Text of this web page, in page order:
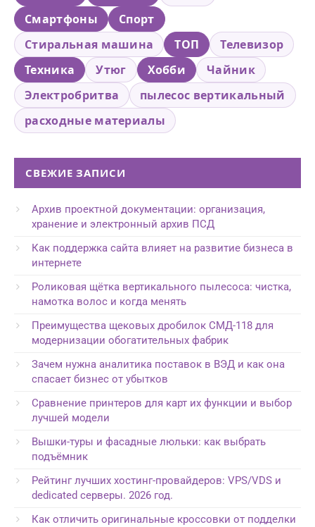
Смартфоны
Спорт
Стиральная машина
ТОП
Телевизор
Техника
Утюг Хобби
Чайник
Электробритва
пылесос вертикальный
расходные материалы
СВЕЖИЕ ЗАПИСИ
Архив проектной документации: организация,
хранение и электронный архив ПСД
Как поддержка сайта влияет на развитие бизнеса в
интернете
Роликовая щётка вертикального пылесоса: чистка,
намотка волос и когда менять
Преимущества щековых дробилок СМД-118 для
модернизации обогатительных фабрик
Зачем нужна аналитика поставок в ВЭД и как она
спасает бизнес от убытков
Сравнение принтеров для карт их функции и выбор
лучшей модели
Вышки-туры и фасадные люльки: как выбрать
подъёмник
Рейтинг лучших хостинг-провайдеров: VPS/VDS и
dedicated серверы. 2026 год.
Как отличить оригинальные кроссовки от подделки